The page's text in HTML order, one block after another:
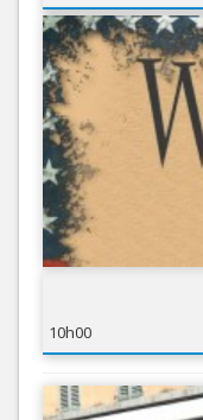
10h00